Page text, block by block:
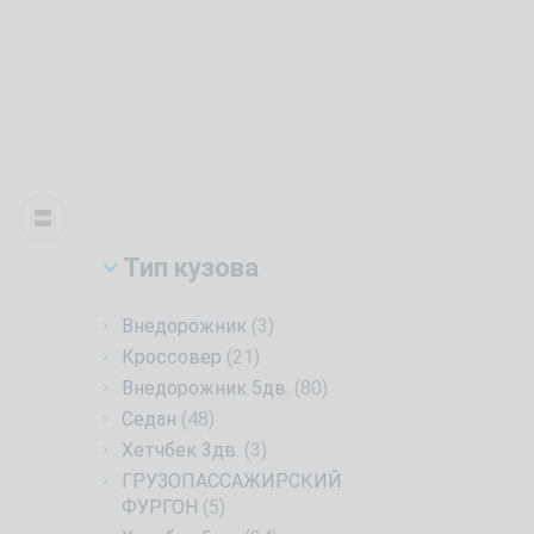
Тип кузова
Внедорожник (3)
Кроссовер (21)
Внедорожник 5дв. (80)
Седан (48)
Хетчбек 3дв. (3)
ГРУЗОПАССАЖИРСКИЙ
ФУРГОН (5)